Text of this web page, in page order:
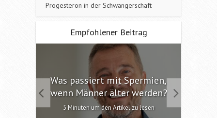
Progesteron in der Schwangerschaft
Empfohlener Beitrag
Was passiert mit Spermien,
wenn Männer älter werden?
5 Minuten um den Artikel zu lesen